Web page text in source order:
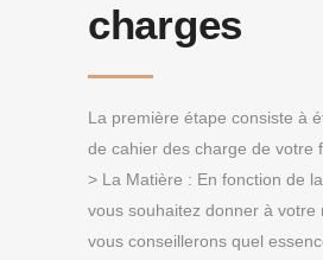
charges
La première étape consiste à
de cahier des charge de votre
> La Matière : En fonction de
vous souhaitez donner à votre
vous conseillerons quel